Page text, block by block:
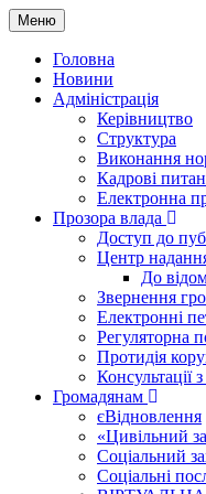
Меню
Головна
Новини
Адміністрація
Керівництво
Структура
Виконання
Кадрові
Електронна
Прозора влада
Доступ до
Центр
До
Звернення
Електронні
Регуляторна
Протидія
Консультації
Громадянам
єВідновлення
«Цивільний
Соціальний
Соціальні